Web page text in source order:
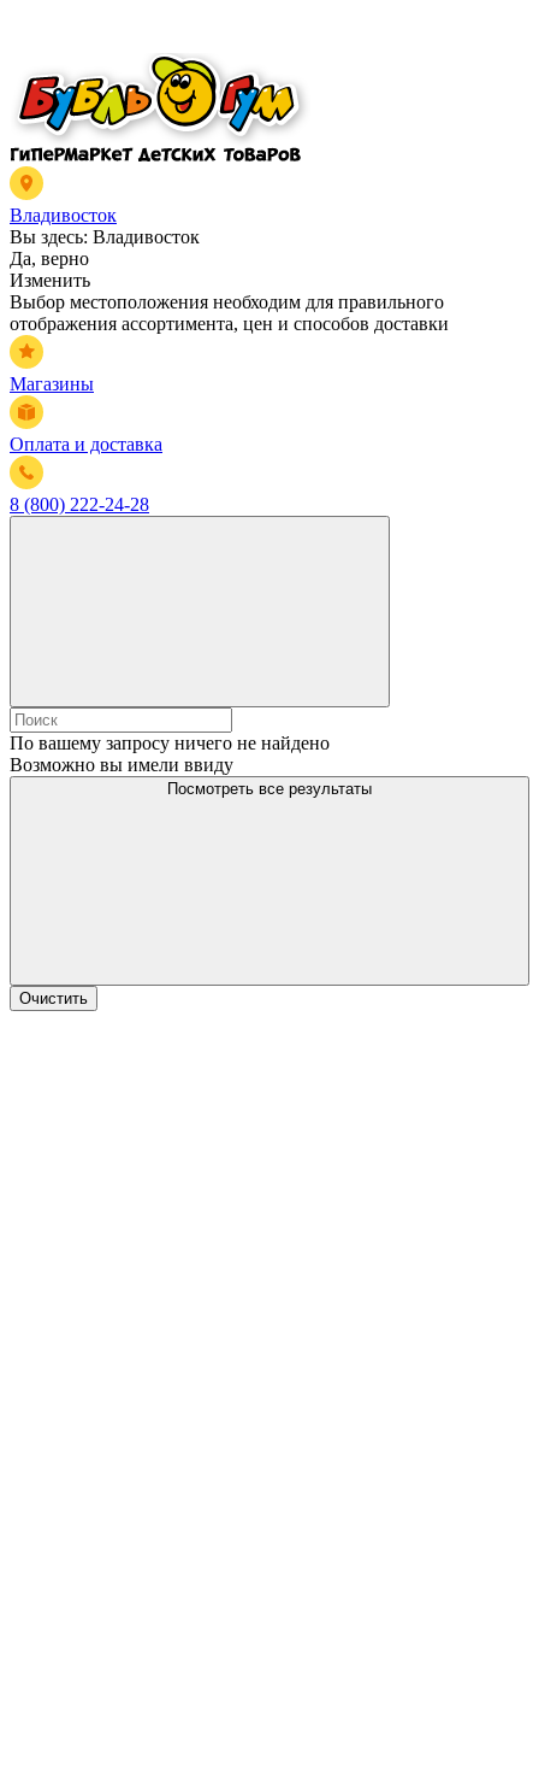
Владивосток
Вы здесь: Владивосток
Да, верно
Изменить
Выбор местоположения необходим для правильного
отображения ассортимента, цен и способов доставки
Магазины
Оплата и доставка
8 (800) 222-24-28
По вашему запросу ничего не найдено
Возможно вы имели ввиду
Посмотреть все результаты
Очистить